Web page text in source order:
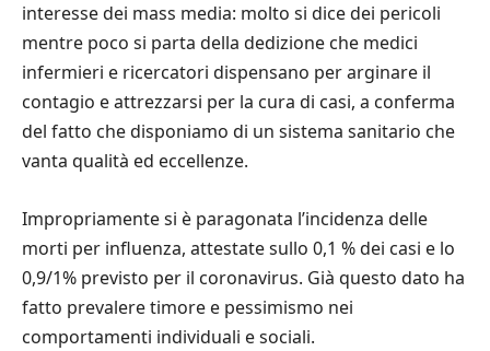
interesse dei mass media: molto si dice dei pericoli
mentre poco si parta della dedizione che medici
infermieri e ricercatori dispensano per arginare il
contagio e attrezzarsi per la cura di casi, a conferma
del fatto che disponiamo di un sistema sanitario che
vanta qualità ed eccellenze.
Impropriamente si è paragonata l’incidenza delle
morti per influenza, attestate sullo 0,1 % dei casi e lo
0,9/1% previsto per il coronavirus. Già questo dato ha
fatto prevalere timore e pessimismo nei
comportamenti individuali e sociali.